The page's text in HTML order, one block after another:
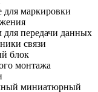
маркировки
для передачи данных
связи
блок
монтажа
миниатюрный